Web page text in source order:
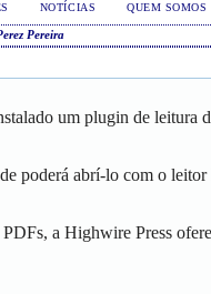
NOTÍCIAS QUEM SOMOS
Pereira
um plugin de leitura
poderá abrí-lo com o leitor
a Highwire Press